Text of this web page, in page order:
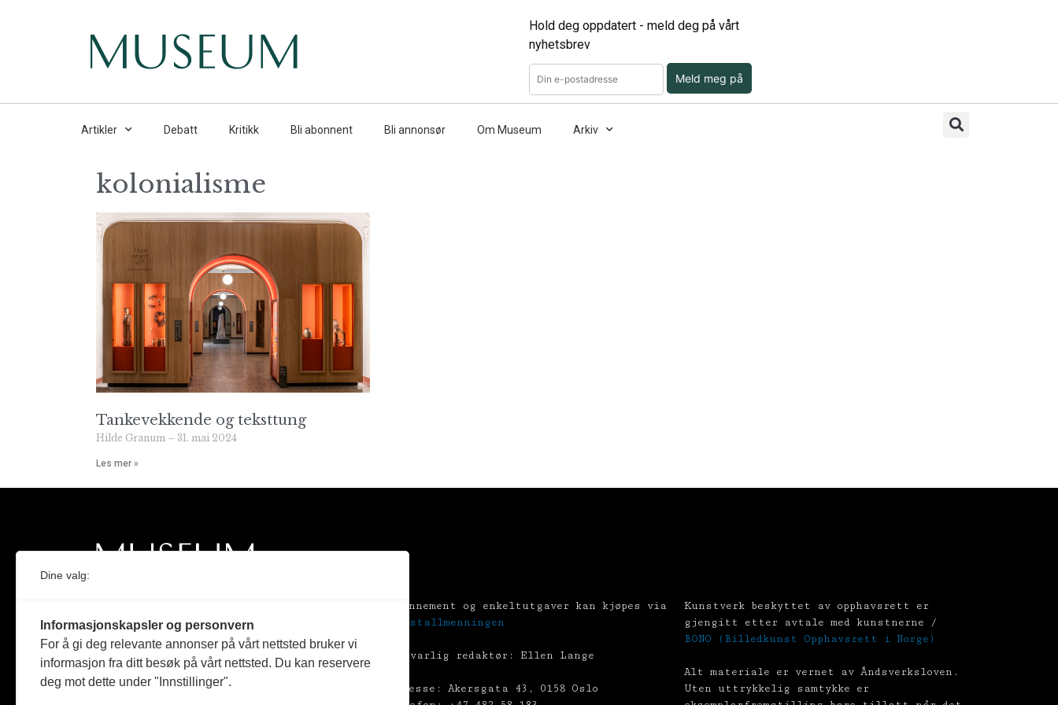
Hold deg oppdatert - meld deg på vårt
nyhetsbrev
Meld meg på
Artikler Debatt Kritikk Bli abonnent Bli annonsør Om Museum Arkiv
kolonialisme
Tankevekkende og teksttung
Hilde Granum 31. mai 2024
Les mer »
Medlem i Norsk tidsskriftforening og
Fagpressen
Støttet av Kulturrådet og Norges
Abonnement og enkeltutgaver kan kjøpes via
Tekstallmenningen
Ansvarlig redaktør: Ellen Lange
Adresse: Akersgata 43, 0158 Oslo
Kunstverk beskyttet av opphavsrett er
gjengitt etter avtale med kunstnerne /
BONO (Billedkunst Opphavsrett i Norge)
Alt materiale er vernet av Åndsverksloven.
Uten uttrykkelig samtykke er
Dine valg:
Informasjonskapsler og personvern
For å gi deg relevante annonser på vårt nettsted bruker vi
informasjon fra ditt besøk på vårt nettsted. Du kan reservere
deg mot dette under "Innstillinger".